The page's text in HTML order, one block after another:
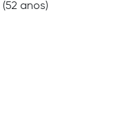
(52 anos)